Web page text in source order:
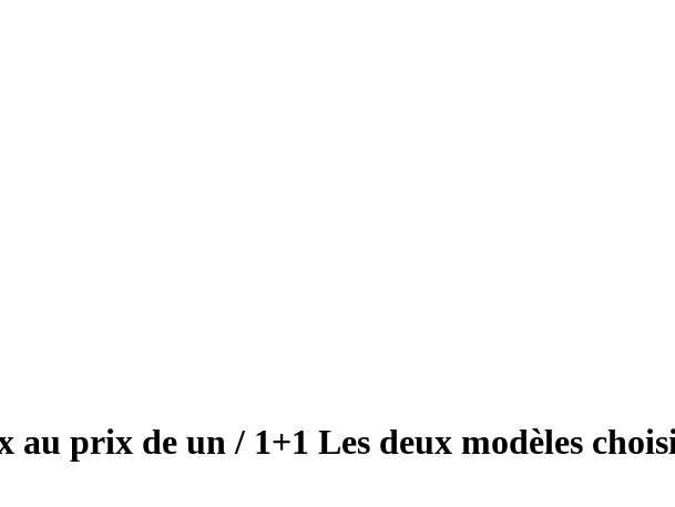
prix de un / 1+1 Les deux modèles